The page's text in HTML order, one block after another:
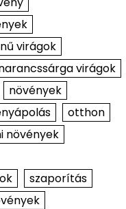
virágok
virágok
növények
otthon
növények
szaporítás